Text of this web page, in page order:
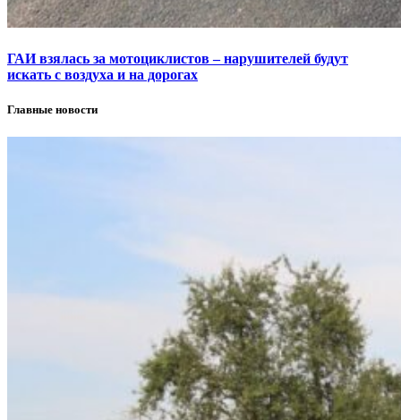
ГАИ взялась за мотоциклистов – нарушителей будут
искать с воздуха и на дорогах
Главные новости